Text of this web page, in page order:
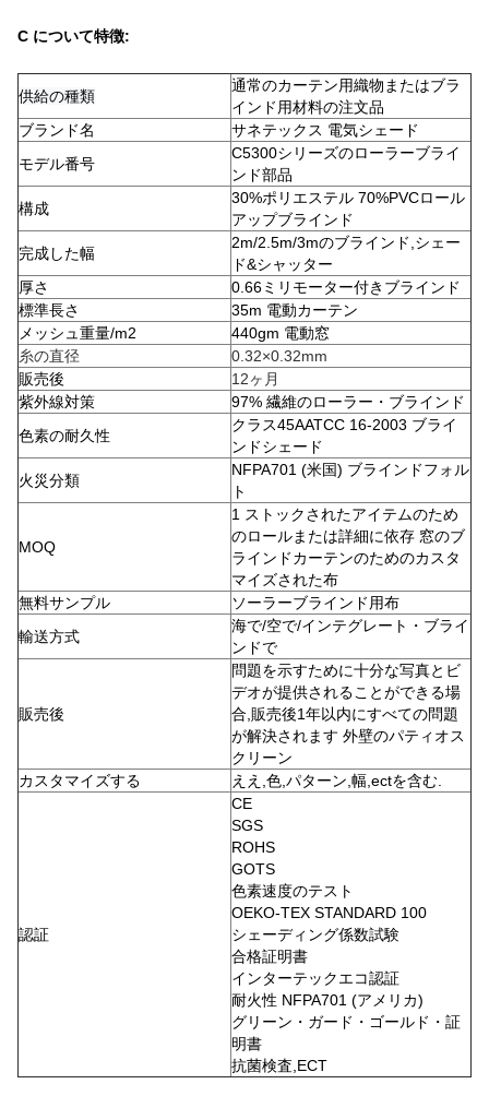
C について特徴:
供給の種類
通常のカーテン用織物またはブラ
インド用材料の注文品
ブランド名
サネテックス 電気シェード
モデル番号
C5300シリーズのローラーブライ
ンド部品
構成
30%ポリエステル 70%PVCロール
アップブラインド
完成した幅
2m/2.5m/3mのブラインド,シェー
ド&シャッター
厚さ
0.66ミリモーター付きブラインド
標準長さ
35m 電動カーテン
メッシュ重量/m2
440gm 電動窓
糸の直径
0.32×0.32mm
販売後
12ヶ月
紫外線対策
97% 繊維のローラー・ブラインド
色素の耐久性
クラス45AATCC 16-2003 ブライ
ンドシェード
火災分類
NFPA701 (米国) ブラインドフォル
ト
MOQ
1 ストックされたアイテムのため
のロールまたは詳細に依存 窓のブ
ラインドカーテンのためのカスタ
マイズされた布
無料サンプル
ソーラーブラインド用布
輸送方式
海で/空で/インテグレート・ブライ
ンドで
販売後
問題を示すために十分な写真とビ
デオが提供されることができる場
合,販売後1年以内にすべての問題
が解決されます 外壁のパティオス
クリーン
カスタマイズする
ええ,色,パターン,幅,ectを含む.
認証
CE
SGS
ROHS
GOTS
色素速度のテスト
OEKO-TEX STANDARD 100
シェーディング係数試験
合格証明書
インターテックエコ認証
耐火性 NFPA701 (アメリカ)
グリーン・ガード・ゴールド・証
明書
抗菌検査,ECT